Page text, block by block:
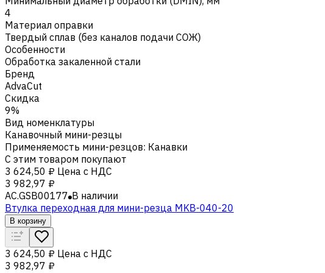
4
Материал оправки
Твердый сплав (без каналов подачи СОЖ)
Особенности
Обработка закаленной стали
Бренд
AdvaCut
Скидка
9%
Вид номенклатуры
Канавочный мини-резцы
Применяемость мини-резцов: Канавки
С этим товаром покупают
3 624,50 ₽ Цена с НДС
3 982,97 ₽
AC.GSB00177 В наличии
Втулка переходная для мини-резца MKB-040-20
В корзину
3 624,50 ₽ Цена с НДС
3 982,97 ₽